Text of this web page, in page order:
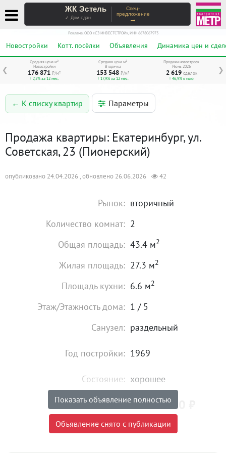
ЖК Эстель
✓ Дом сдан
Спец-
предложение
→
Реклама. ООО «СЗ ИНВЕСТСТРОЙ», ИНН 6678067973
Новостройки Котт. посёлки Объявления Динамика цен и
❮ ❯
Средняя цена м²
Новостройки
176 871 ₽/м²
↑ 7,5% за 12 мес.
Средняя цена м²
Вторичка
153 548 ₽/м²
↑ 17,9% за 12 мес.
Продажи новостроек
Июнь 2026
2 619 сделок
↑ 46,9% к маю
← К списку квартир Параметры
Продажа квартиры: Екатеринбург, ул.
Советская, 23 (Пионерский)
опубликовано 24.04.2026 , обновлено 26.06.2026 42
Рынок: вторичный
Количество комнат: 2
Общая площадь: 43.4 м2
Жилая площадь: 27.3 м2
Площадь кухни: 6.6 м2
Этаж/Этажность дома: 1 / 5
Санузел: раздельный
Год постройки: 1969
Состояние: хорошее
Цена: 4 850 000
Объявление снято с публикации
Показать объявление полностью
Объявление снято с публикации